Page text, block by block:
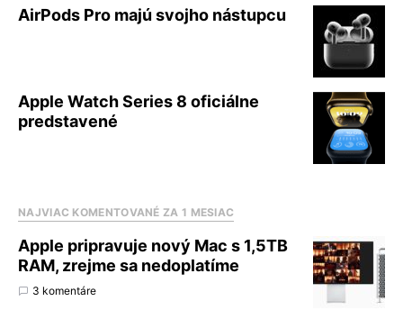
AirPods Pro majú svojho nástupcu
Apple Watch Series 8 oficiálne
predstavené
NAJVIAC KOMENTOVANÉ ZA 1 MESIAC
Apple pripravuje nový Mac s 1,5TB
RAM, zrejme sa nedoplatíme
3 komentáre